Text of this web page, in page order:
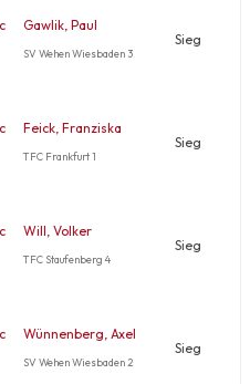
Gawlik, Paul
SV Wehen Wiesbaden 3
Sieg
Feick, Franziska
TFC Frankfurt 1
Sieg
Will, Volker
TFC Staufenberg 4
Sieg
Wünnenberg, Axel
SV Wehen Wiesbaden 2
Sieg